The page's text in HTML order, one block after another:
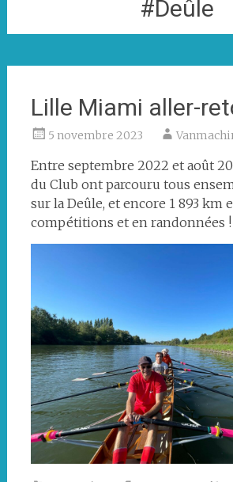
#Deûle
Lille Miami aller-
5 novembre 2023
Entre septembre 2022 et août
du Club ont parcouru tous
sur la Deûle, et encore 1 893 km
compétitions et en randonnées !